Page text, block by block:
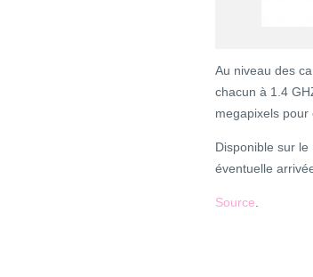
Au niveau des
chacun à 1.4
megapixels pour
Disponible sur le
éventuelle
Source